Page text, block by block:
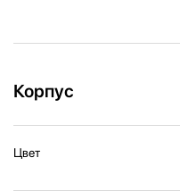
Корпус
Цвет